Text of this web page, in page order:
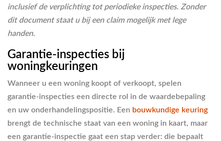
inclusief de verplichting tot periodieke inspecties. Zonder
dit document staat u bij een claim mogelijk met lege
handen.
Garantie-inspecties bij
woningkeuringen
Wanneer u een woning koopt of verkoopt, spelen
garantie-inspecties een directe rol in de waardebepaling
en uw onderhandelingspositie. Een bouwkundige keuring
brengt de technische staat van een woning in kaart, maar
een garantie-inspectie gaat een stap verder: die bepaalt